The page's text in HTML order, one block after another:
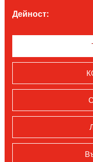
Дейност: